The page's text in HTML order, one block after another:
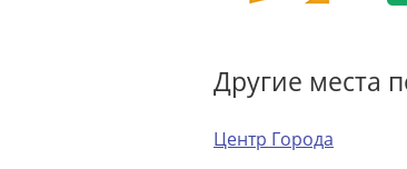
Другие места
Центр Города